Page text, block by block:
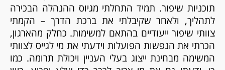
תוכניות שיפור. תמיד התחלתי מגיוס ההנהלה הבכירה
לתהליך, ולאחר שקיבלתי את ברכת הדרך – הקמתי
צוותי שיפור ייעודיים בהתאם למשימות. כחלק מהארגון,
הכרתי את הנפשות הפועלות וידעתי את מי לגייס לצוותי
המשימה מבחינת ייצוג בעלי העניין ויכולת תרומה. כמו